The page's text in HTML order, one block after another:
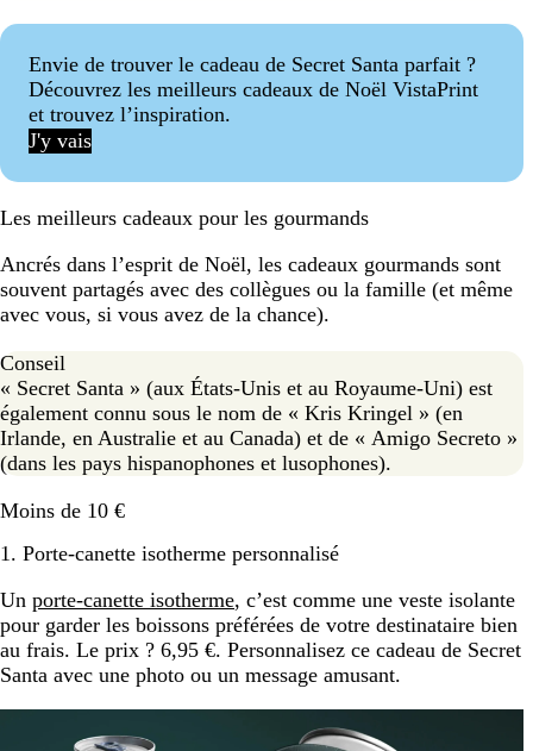
Envie de trouver le cadeau de Secret Santa parfait ?
Découvrez les meilleurs cadeaux de Noël VistaPrint
et trouvez l’inspiration.
J'y vais
Les meilleurs cadeaux pour les gourmands
Ancrés dans l’esprit de Noël, les cadeaux gourmands sont
souvent partagés avec des collègues ou la famille (et même
avec vous, si vous avez de la chance).
Conseil
« Secret Santa » (aux États-Unis et au Royaume-Uni) est
également connu sous le nom de « Kris Kringel » (en
Irlande, en Australie et au Canada) et de « Amigo Secreto »
(dans les pays hispanophones et lusophones).
Moins de 10 €
1. Porte-canette isotherme personnalisé
Un porte-canette isotherme, c’est comme une veste isolante
pour garder les boissons préférées de votre destinataire bien
au frais. Le prix ? 6,95 €. Personnalisez ce cadeau de Secret
Santa avec une photo ou un message amusant.